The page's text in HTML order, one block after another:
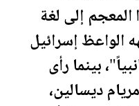
إلى لغة
إسرائيل
بينما رأى
ديسالين،